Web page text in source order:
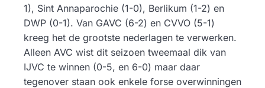
1), Sint Annaparochie (1-0), Berlikum (1-2) en
DWP (0-1). Van GAVC (6-2) en CVVO (5-1)
kreeg het de grootste nederlagen te verwerken.
Alleen AVC wist dit seizoen tweemaal dik van
IJVC te winnen (0-5, en 6-0) maar daar
tegenover staan ook enkele forse overwinningen